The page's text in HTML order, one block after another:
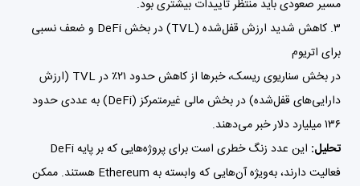
مسیر صعودی باید منتظر تأییدات بیشتری بود.
۳. کاهش شدید ارزش قفل‌شده (TVL) در بخش DeFi و ضعف نسبی
برای اتریوم
در بخش سناریوی ریسک، خبرها از کاهش حدود ۲۱٪ در TVL (ارزش
دارایی‌های قفل‌شده) در بخش مالی غیرمتمرکز (DeFi) به عددی حدود
۱۳۶ میلیارد دلار خبر می‌دهند.
تحلیل:
این عدد زنگ خطری است برای پروژه‌هایی که بر پایه DeFi
فعالیت دارند، به‌ویژه آن‌هایی که وابسته به Ethereum هستند. ممکن